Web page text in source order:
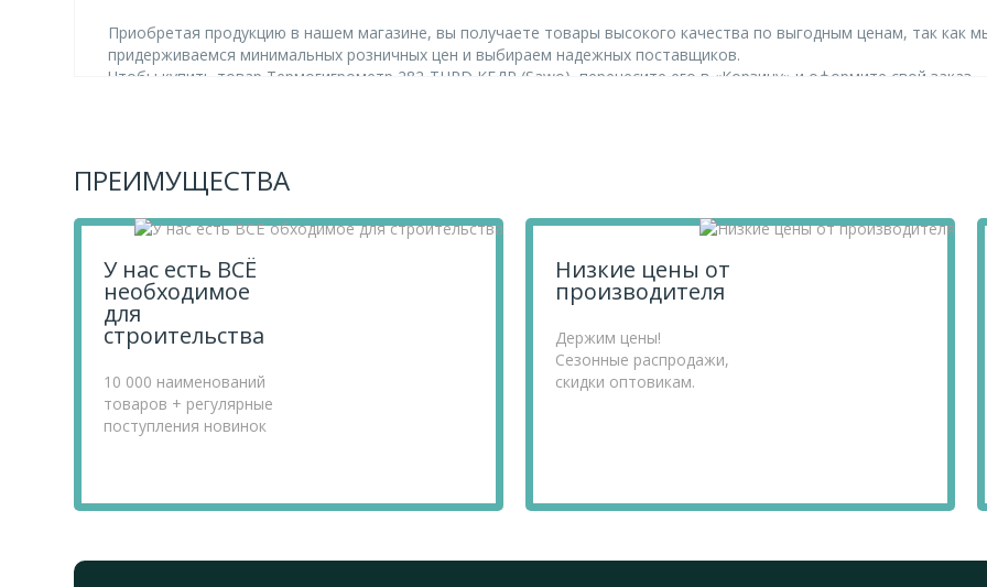
Приобретая продукцию в нашем магазине, вы получаете товары высокого качества по выгодным ценам, так как
придерживаемся минимальных розничных цен и выбираем надежных поставщиков.
Чтобы купить товар Термогигрометр 282-THRD КЕДР (Sawo), перенесите его в «Корзину» и оформите свой заказ.
ПРЕИМУЩЕСТВА
У нас есть ВСЁ
необходимое
для
строительства
10 000 наименований
товаров + регулярные
поступления новинок
Низкие цены от
производителя
Держим цены!
Сезонные распродажи,
скидки оптовикам.